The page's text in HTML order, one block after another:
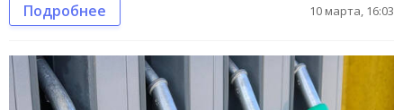
Подробнее 10 марта, 16:03